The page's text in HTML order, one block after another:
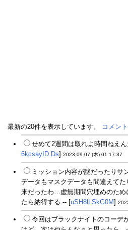
最新の20件を表示しています。 コメン
せめて2週間は取れよ時間ねえ
6kcsayID.Ds] 2023-09-07 (木) 01:17:37
ミッション内容が謎だったりサ
データもマスクデータも間違えて
来だったわ…虚無期間穴埋めのため
たら納得する -- [uSH8lLSkG0M]
今回はブラックナイトのコーデ